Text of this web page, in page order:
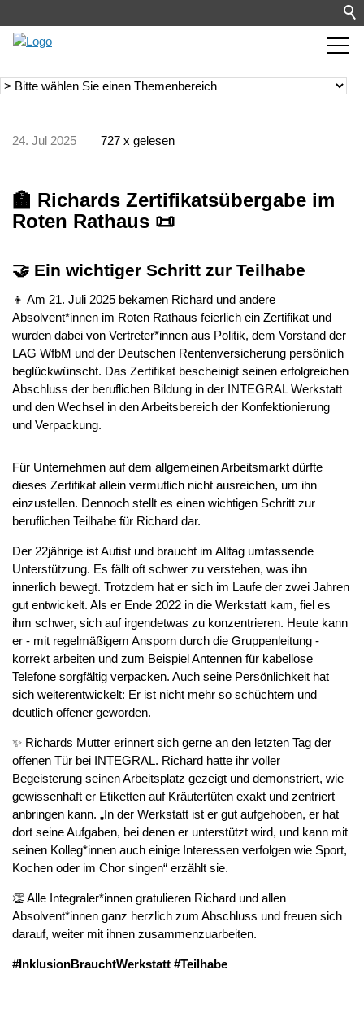
24. Jul 2025 727 x gelesen
🏫 Richards Zertifikatsübergabe im
Roten Rathaus 📜
🤝 Ein wichtiger Schritt zur Teilhabe
👦 Am 21. Juli 2025 bekamen Richard und andere
Absolvent*innen im Roten Rathaus feierlich ein Zertifikat und
wurden dabei von Vertreter*innen aus Politik, dem Vorstand der
LAG WfbM und der Deutschen Rentenversicherung persönlich
beglückwünscht. Das Zertifikat bescheinigt seinen erfolgreichen
Abschluss der beruflichen Bildung in der INTEGRAL Werkstatt
und den Wechsel in den Arbeitsbereich der Konfektionierung
und Verpackung.
Für Unternehmen auf dem allgemeinen Arbeitsmarkt dürfte
dieses Zertifikat allein vermutlich nicht ausreichen, um ihn
einzustellen. Dennoch stellt es einen wichtigen Schritt zur
beruflichen Teilhabe für Richard dar.
Der 22jährige ist Autist und braucht im Alltag umfassende
Unterstützung. Es fällt oft schwer zu verstehen, was ihn
innerlich bewegt. Trotzdem hat er sich im Laufe der zwei Jahren
gut entwickelt. Als er Ende 2022 in die Werkstatt kam, fiel es
ihm schwer, sich auf irgendetwas zu konzentrieren. Heute kann
er - mit regelmäßigem Ansporn durch die Gruppenleitung -
korrekt arbeiten und zum Beispiel Antennen für kabellose
Telefone sorgfältig verpacken. Auch seine Persönlichkeit hat
sich weiterentwickelt: Er ist nicht mehr so schüchtern und
deutlich offener geworden.
✨ Richards Mutter erinnert sich gerne an den letzten Tag der
offenen Tür bei INTEGRAL. Richard hatte ihr voller
Begeisterung seinen Arbeitsplatz gezeigt und demonstriert, wie
gewissenhaft er Etiketten auf Kräutertüten exakt und zentriert
anbringen kann. „In der Werkstatt ist er gut aufgehoben, er hat
dort seine Aufgaben, bei denen er unterstützt wird, und kann mit
seinen Kolleg*innen auch einige Interessen verfolgen wie Sport,
Kochen oder im Chor singen“ erzählt sie.
👏 Alle Integraler*innen gratulieren Richard und allen
Absolvent*innen ganz herzlich zum Abschluss und freuen sich
darauf, weiter mit ihnen zusammenzuarbeiten.
#InklusionBrauchtWerkstatt #Teilhabe